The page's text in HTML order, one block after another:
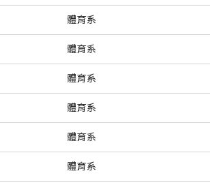
體育系
體育系
體育系
體育系
體育系
體育系